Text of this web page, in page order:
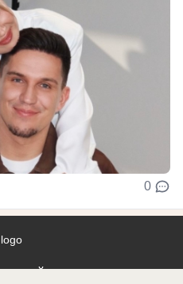
0
на сайте